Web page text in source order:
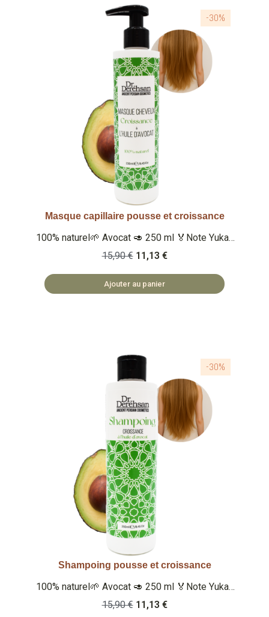
Aperçu rapide
-30%
Masque capillaire pousse et croissance
100% naturel🌱 Avocat 🥑 250 ml 🏅Note Yuka :
100/100 🏅 Note Inci Beauty 19.4/20 Qu'est-ce
que c'est ? Un masque cheveux 100% naturel
enrichi en huile d'avocat et protéine de soie
accélérant la croissance des cheveux et en les
15,90 € 11,13 €
Ajouter au panier
Aperçu rapide
-30%
Shampoing pousse et croissance
100% naturel🌱 Avocat 🥑 250 ml 🏅Note Yuka :
100/100 🏅 Note Inci Beauty 18.9/20 Qu'est-ce
que c'est ? Un shampoing 100% naturel enrichi
15,90 € 11,13 €